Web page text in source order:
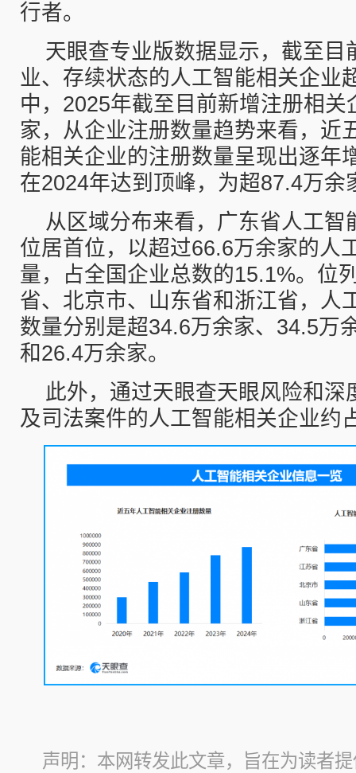
行者。
天眼查专业版数据显示，截至目
业、存续状态的人工智能相关企业
中，2025年截至目前新增注册相关
家，从企业注册数量趋势来看，近
能相关企业的注册数量呈现出逐年
在2024年达到顶峰，为超87.4万余
从区域分布来看，广东省人工智
位居首位，以超过66.6万余家的人
量，占全国企业总数的15.1%。位
省、北京市、山东省和浙江省，人
数量分别是超34.6万余家、34.5万
和26.4万余家。
此外，通过天眼查天眼风险和深
及司法案件的人工智能相关企业约
声明：本网转发此文章，旨在为读者